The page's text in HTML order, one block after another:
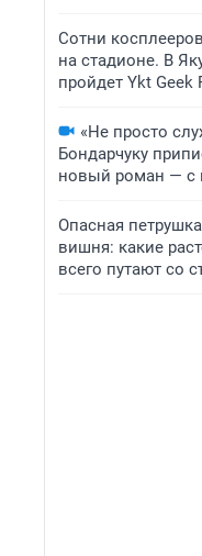
Сотни
на стадионе. В
пройдет Ykt Geek
«Не просто
Бондарчуку
новый роман — с
Опасная
вишня: какие
всего путают со